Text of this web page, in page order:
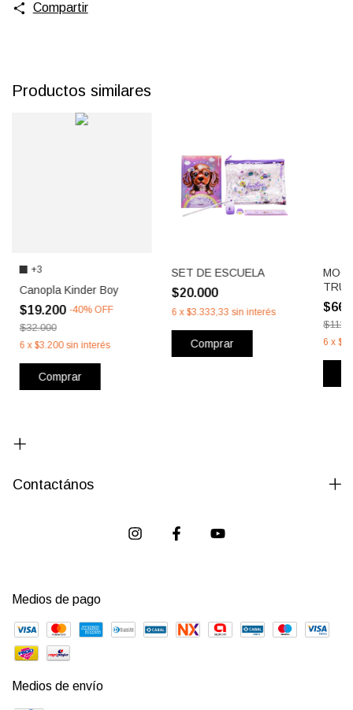
Compartir
Productos similares
+3
Canopla Kinder Boy
$19.200 -40% OFF
$32.000
6 x $3.200 sin interés
Comprar
SET DE ESCUELA
$20.000
6 x $3.333,33 sin interés
Comprar 6 x
Contactános
Medios de pago
Medios de envío